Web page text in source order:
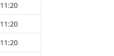
11:20
11:20
11:20